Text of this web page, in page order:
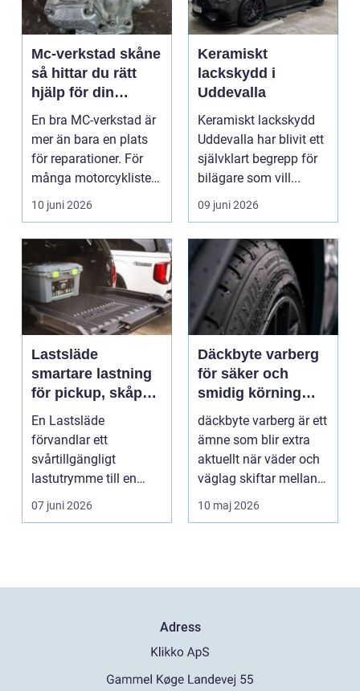
Mc-verkstad skåne
så hittar du rätt
hjälp för din
motorcykel
En bra MC-verkstad är
mer än bara en plats
för reparationer. För
många motorcyklister
handlar det om...
10 juni 2026
Keramiskt
lackskydd i
Uddevalla
Keramiskt lackskydd
Uddevalla har blivit ett
självklart begrepp för
bilägare som vill...
09 juni 2026
Lastsläde
smartare lastning
för pickup, skåpbil
och personbil
En Lastsläde
förvandlar ett
svårtillgängligt
lastutrymme till en
lättjobbad yta. Genom
att dra ut la...
07 juni 2026
Däckbyte varberg
för säker och
smidig körning
Året runt
däckbyte varberg är ett
ämne som blir extra
aktuellt när väder och
väglag skiftar mellan
sommar och ...
10 maj 2026
Adress